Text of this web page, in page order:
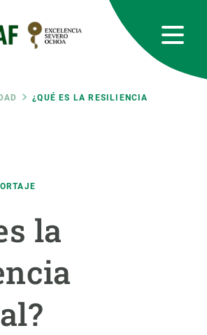
¿QUÉ ES LA RESILIENCIA
la